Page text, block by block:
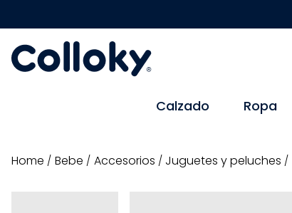
Calzado Ropa
bebe accesorios juguetes y peluches